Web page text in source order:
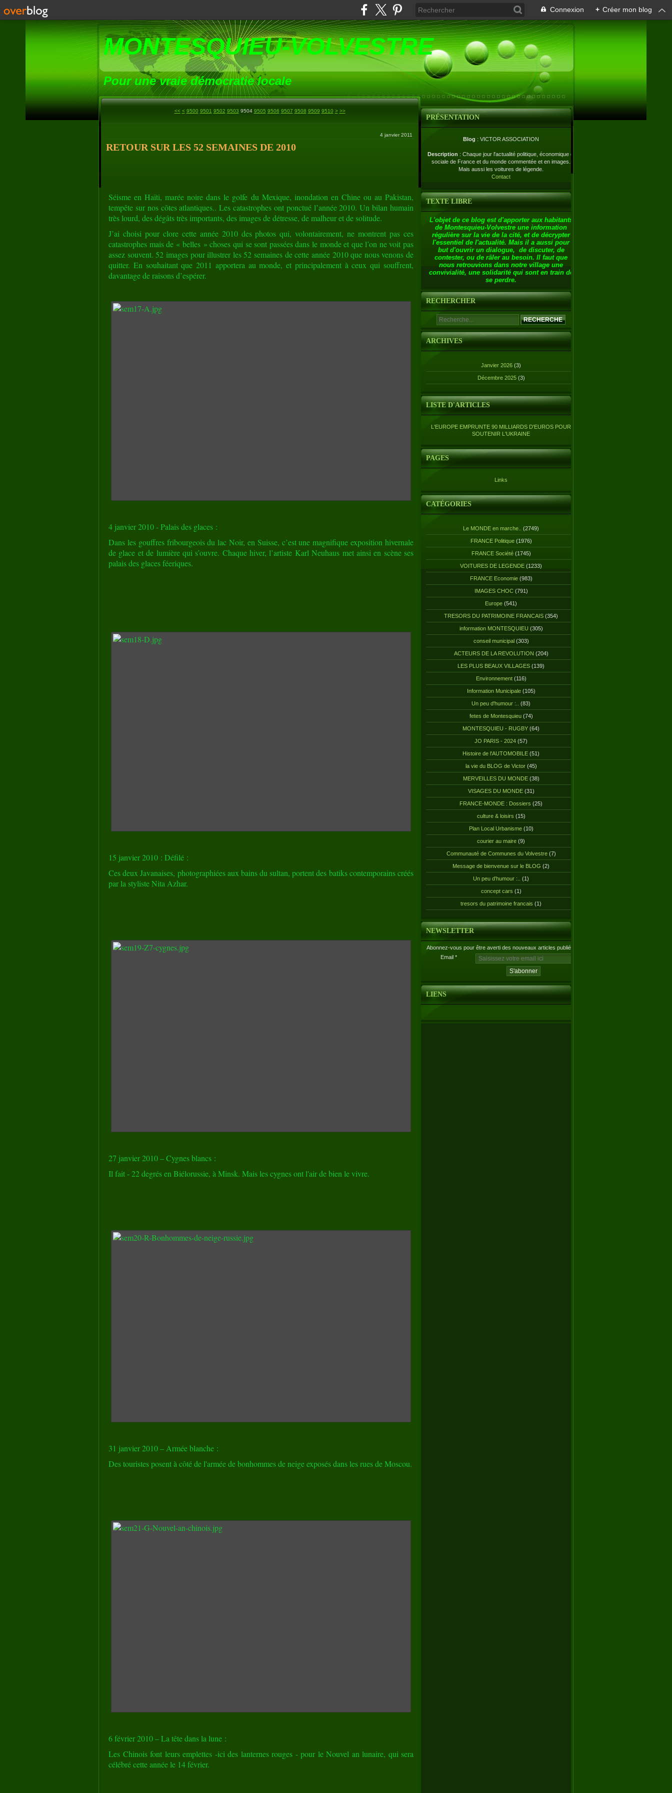
Connexion + Créer mon blog
MONTESQUIEU-VOLVESTRE
Pour une vraie démocratie locale
<< < 9500 9501 9502 9503 9504 9505 9506 9507 9508 9509 9510 9520
9530
9540
9550
9560
9570
9580
9590
9600
9700
9800
9900
10000
10100
10200
10300
10400
10500
10600
10700
10800
10900
11000
11100
11200
11300
11400
11500
11600
11700
11800
11900
12000
12100
12200
12300
> >>
4 janvier 2011
RETOUR SUR LES 52 SEMAINES DE 2010
Séisme en Haïti, marée noire dans le golfe du Mexique, inondation en Chine ou au Pakistan,
tempête sur nos côtes atlantiques.. Les catastrophes ont ponctué l’année 2010. Un bilan humain
très lourd, des dégâts très importants, des images de détresse, de malheur et de solitude.
J’ai choisi pour clore cette année 2010 des photos qui, volontairement, ne montrent pas ces
catastrophes mais de « belles » choses qui se sont passées dans le monde et que l’on ne voit pas
assez souvent. 52 images pour illustrer les 52 semaines de cette année 2010 que nous venons de
quitter. En souhaitant que 2011 apportera au monde, et principalement à ceux qui souffrent,
davantage de raisons d’espérer.
4 janvier 2010 - Palais des glaces :
Dans les gouffres fribourgeois du lac Noir, en Suisse, c’est une magnifique exposition hivernale
de glace et de lumière qui s’ouvre. Chaque hiver, l’artiste Karl Neuhaus met ainsi en scène ses
palais des glaces féeriques.
15 janvier 2010 : Défilé :
Ces deux Javanaises, photographiées aux bains du sultan, portent des batiks contemporains créés
par la styliste Nita Azhar.
27 janvier 2010 – Cygnes blancs :
Il fait - 22 degrés en Biélorussie, à Minsk. Mais les cygnes ont l'air de bien le vivre.
31 janvier 2010 – Armée blanche :
Des touristes posent à côté de l'armée de bonhommes de neige exposés dans les rues de Moscou.
6 février 2010 – La tête dans la lune :
Les Chinois font leurs emplettes -ici des lanternes rouges - pour le Nouvel an lunaire, qui sera
célébré cette année le 14 février.
PRÉSENTATION
Blog : VICTOR ASSOCIATION
Description : Chaque jour l'actualité politique, économique et
sociale de France et du monde commentée et en images.
Mais aussi les voitures de légende.
Contact
TEXTE LIBRE
L'objet de ce blog est d'apporter aux habitants
de Montesquieu-Volvestre une information
régulière sur la vie de la cité, et de décrypter
l'essentiel de l'actualité. Mais il a aussi pour
but d'ouvrir un dialogue, de discuter, de
contester, ou de râler au besoin. Il faut que
nous retrouvions dans notre village une
convivialité, une solidarité qui sont en train de
se perdre.
RECHERCHER
ARCHIVES
Janvier 2026 (3)
Décembre 2025 (3)
LISTE D'ARTICLES
L'EUROPE EMPRUNTE 90 MILLIARDS D'EUROS POUR
SOUTENIR L'UKRAINE
PAGES
Links
CATÉGORIES
Le MONDE en marche.. (2749)
FRANCE Politique(1976)
FRANCE Société(1745)
VOITURES DE LEGENDE (1233)
FRANCE Economie(983)
IMAGES CHOC(791)
Europe (541)
TRESORS DU PATRIMOINE FRANCAIS (354)
information MONTESQUIEU (305)
conseil municipal(303)
ACTEURS DE LA REVOLUTION (204)
LES PLUS BEAUX VILLAGES (139)
Environnement(116)
Information Municipale(105)
Un peu d'humour :.. (83)
fetes de Montesquieu(74)
MONTESQUIEU - RUGBY (64)
JO PARIS - 2024 (57)
Histoire de l'AUTOMOBILE (51)
la vie du BLOG de Victor(45)
MERVEILLES DU MONDE(38)
VISAGES DU MONDE(31)
FRANCE-MONDE : Dossiers (25)
culture & loisirs (15)
Plan Local Urbanisme(10)
courier au maire (9)
Communauté de Communes du Volvestre(7)
Message de bienvenue sur le BLOG (2)
Un peu d'humour :.. (1)
concept cars (1)
tresors du patrimoine francais (1)
NEWSLETTER
Abonnez-vous pour être averti des nouveaux articles publiés.
Email
LIENS